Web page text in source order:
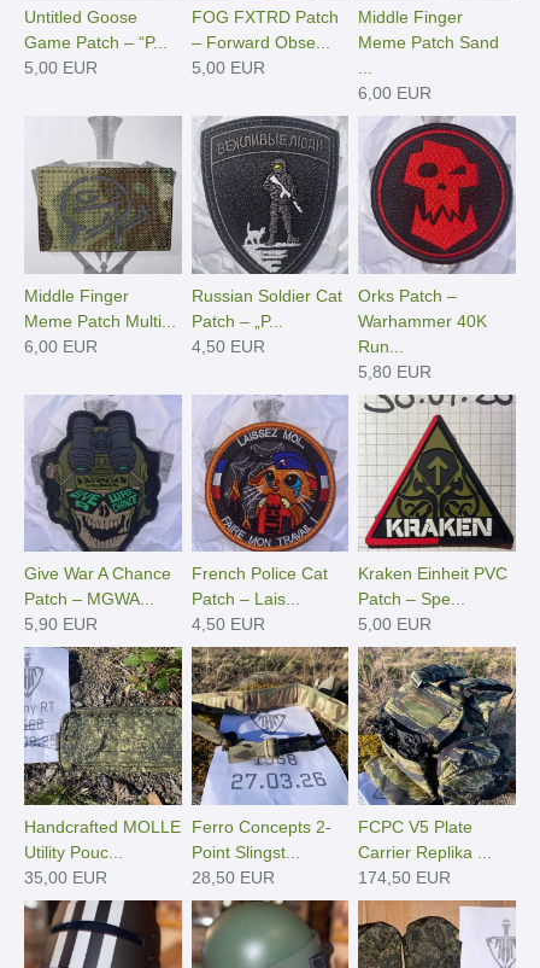
Untitled Goose
Game Patch – “P...
5,00 EUR
FOG FXTRD Patch
– Forward Obse...
5,00 EUR
Middle Finger
Meme Patch Sand
6,00 EUR
Middle Finger
Meme Patch Multi...
6,00 EUR
Russian Soldier Cat
Patch – „P...
4,50 EUR
Orks Patch –
Warhammer 40K
Run...
5,80 EUR
Give War A Chance
Patch – MGWA...
5,90 EUR
French Police Cat
Patch – Lais...
4,50 EUR
Kraken Einheit PVC
Patch – Spe...
5,00 EUR
Handcrafted MOLLE
Utility Pouc...
35,00 EUR
Ferro Concepts 2-
Point Slingst...
28,50 EUR
FCPC V5 Plate
Carrier Replika ...
174,50 EUR